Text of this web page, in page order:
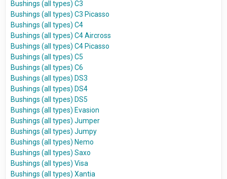
Bushings (all types) C3
Bushings (all types) C3 Picasso
Bushings (all types) C4
Bushings (all types) C4 Aircross
Bushings (all types) C4 Picasso
Bushings (all types) C5
Bushings (all types) C6
Bushings (all types) DS3
Bushings (all types) DS4
Bushings (all types) DS5
Bushings (all types) Evasion
Bushings (all types) Jumper
Bushings (all types) Jumpy
Bushings (all types) Nemo
Bushings (all types) Saxo
Bushings (all types) Visa
Bushings (all types) Xantia